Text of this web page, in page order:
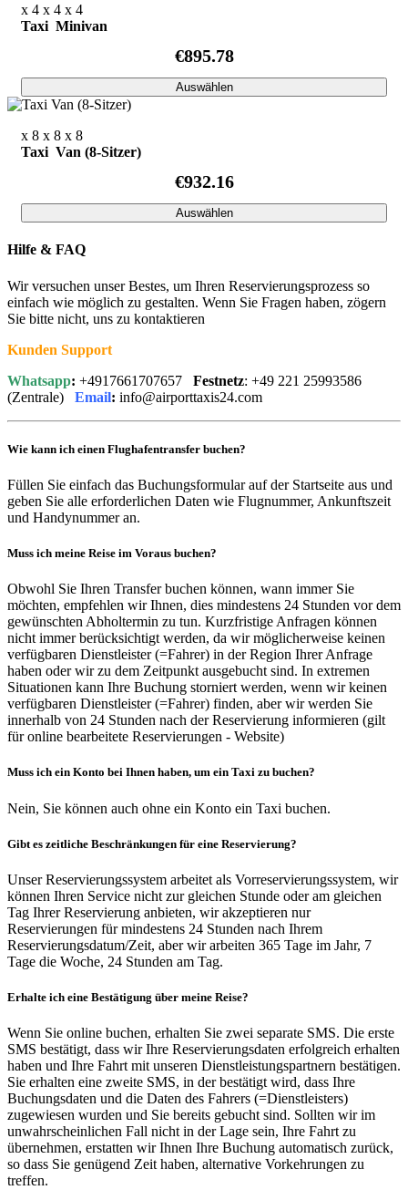
x 4 x 4 x 4
Taxi Minivan
€895.78
Auswählen
x 8 x 8 x 8
Taxi Van (8-Sitzer)
€932.16
Auswählen
Hilfe & FAQ
Wir versuchen unser Bestes, um Ihren Reservierungsprozess so
einfach wie möglich zu gestalten. Wenn Sie Fragen haben, zögern
Sie bitte nicht, uns zu kontaktieren
Kunden Support
Whatsapp: +4917661707657 Festnetz: +49 221 25993586
(Zentrale) Email: info@airporttaxis24.com
Wie kann ich einen Flughafentransfer buchen?
Füllen Sie einfach das Buchungsformular auf der Startseite aus und
geben Sie alle erforderlichen Daten wie Flugnummer, Ankunftszeit
und Handynummer an.
Muss ich meine Reise im Voraus buchen?
Obwohl Sie Ihren Transfer buchen können, wann immer Sie
möchten, empfehlen wir Ihnen, dies mindestens 24 Stunden vor dem
gewünschten Abholtermin zu tun. Kurzfristige Anfragen können
nicht immer berücksichtigt werden, da wir möglicherweise keinen
verfügbaren Dienstleister (=Fahrer) in der Region Ihrer Anfrage
haben oder wir zu dem Zeitpunkt ausgebucht sind. In extremen
Situationen kann Ihre Buchung storniert werden, wenn wir keinen
verfügbaren Dienstleister (=Fahrer) finden, aber wir werden Sie
innerhalb von 24 Stunden nach der Reservierung informieren (gilt
für online bearbeitete Reservierungen - Website)
Muss ich ein Konto bei Ihnen haben, um ein Taxi zu buchen?
Nein, Sie können auch ohne ein Konto ein Taxi buchen.
Gibt es zeitliche Beschränkungen für eine Reservierung?
Unser Reservierungssystem arbeitet als Vorreservierungssystem, wir
können Ihren Service nicht zur gleichen Stunde oder am gleichen
Tag Ihrer Reservierung anbieten, wir akzeptieren nur
Reservierungen für mindestens 24 Stunden nach Ihrem
Reservierungsdatum/Zeit, aber wir arbeiten 365 Tage im Jahr, 7
Tage die Woche, 24 Stunden am Tag.
Erhalte ich eine Bestätigung über meine Reise?
Wenn Sie online buchen, erhalten Sie zwei separate SMS. Die erste
SMS bestätigt, dass wir Ihre Reservierungsdaten erfolgreich erhalten
haben und Ihre Fahrt mit unseren Dienstleistungspartnern bestätigen.
Sie erhalten eine zweite SMS, in der bestätigt wird, dass Ihre
Buchungsdaten und die Daten des Fahrers (=Dienstleisters)
zugewiesen wurden und Sie bereits gebucht sind. Sollten wir im
unwahrscheinlichen Fall nicht in der Lage sein, Ihre Fahrt zu
übernehmen, erstatten wir Ihnen Ihre Buchung automatisch zurück,
so dass Sie genügend Zeit haben, alternative Vorkehrungen zu
treffen.